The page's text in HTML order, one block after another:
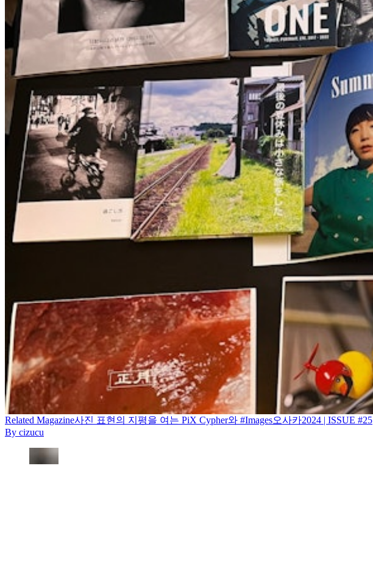
Related Magazine사진 표현의 지평을 여는 PiX Cypher와 #Images오사카2024 | ISSUE #25
By cizucu